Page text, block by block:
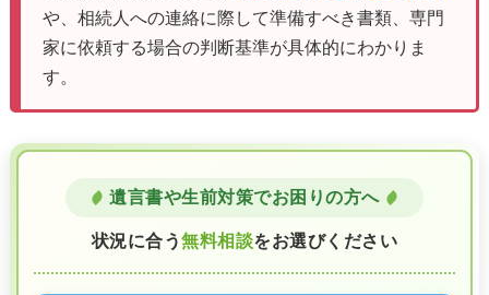
や、相続人への連絡に際して準備すべき書類、専門
家に依頼する場合の判断基準が具体的にわかりま
す。
遺言書や生前対策でお困りの方へ
状況に合う無料相談をお選びください